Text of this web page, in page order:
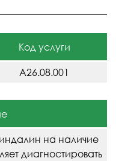
Код услуги
A26.08.001
на наличие
диагностировать